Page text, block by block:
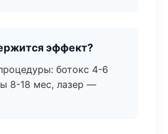
эффект?
ботокс 4-6
8-18 мес, лазер —